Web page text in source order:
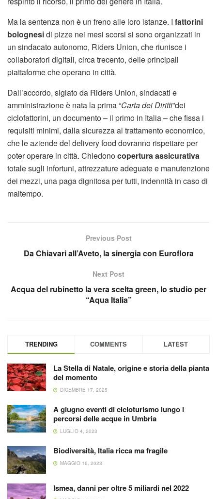
Ma la sentenza non è un freno alle loro istanze. I fattorini
bolognesidi pizze nei mesi scorsi si sono organizzati in
un sindacato autonomo, Riders Union, che riunisce i
collaboratori digitali, circa trecento, delle principali
piattaforme che operano in città.
Dall’accordo, siglato da Riders Union, sindacati e
amministrazione è nata la prima “Carta dei Diritti”dei
ciclofattorini, un documento – il primo in Italia – che fissa i
requisiti minimi, dalla sicurezza al trattamento economico,
che le aziende del delivery food dovranno rispettare per
poter operare in città. Chiedonocopertura assicurativa
totale sugli infortuni, attrezzature adeguate e manutenzione
dei mezzi, una paga dignitosa per tutti, indennità in caso di
maltempo.
Previous Post
Da Chiavari all’Aveto, la sinergia con Euroflora
Next Post
Acqua del rubinetto la vera scelta green, lo studio per
“Aqua Italia”
TRENDING COMMENTS LATEST
La Stella di Natale, origine e storia della pianta
del momento
DICEMBRE 17, 2025
A giugno eventi di cicloturismo lungo i
percorsi delle acque in Umbria
LUGLIO 4, 2023
Biodiversità, Italia ricca ma fragile
MAGGIO 16, 2023
Ismea, danni per oltre 5 miliardi nel 2022